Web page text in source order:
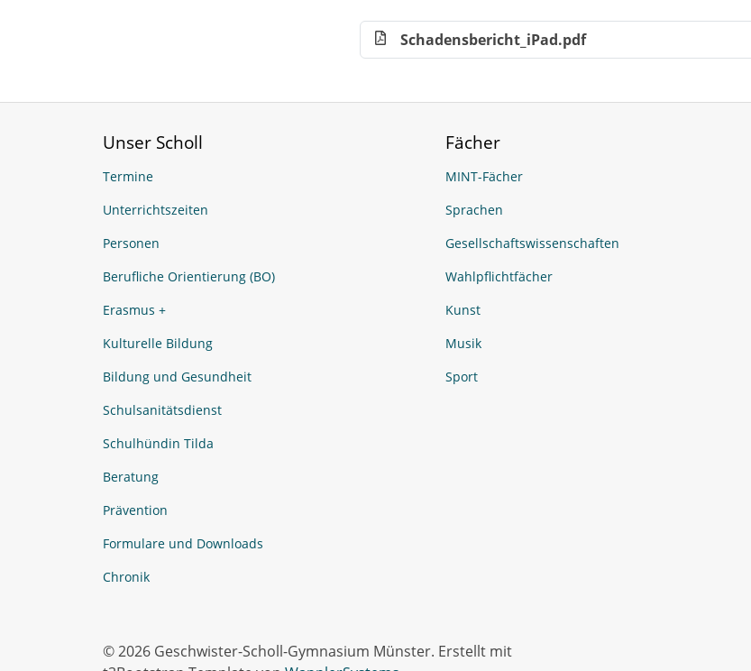
Schadensbericht_iPad.pdf
Unser Scholl
Termine
Unterrichtszeiten
Personen
Berufliche Orientierung (BO)
Erasmus +
Kulturelle Bildung
Bildung und Gesundheit
Schulsanitätsdienst
Schulhündin Tilda
Beratung
Prävention
Formulare und Downloads
Chronik
Fächer
MINT-Fächer
Sprachen
Gesellschaftswissenschaften
Wahlpflichtfächer
Kunst
Musik
Sport
© 2026 Geschwister-Scholl-Gymnasium Münster. Erstellt mit